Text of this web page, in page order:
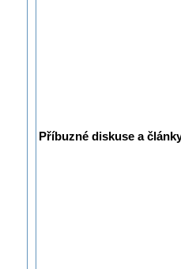
Příbuzné diskuse a